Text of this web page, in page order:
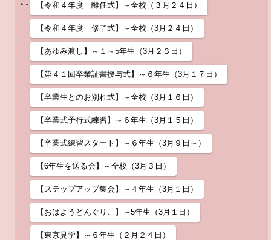
【令和４年度 離任式】～全校（３月２４日）
【令和４年度 修了式】～全校（3月２４日）
【あゆみ渡し】～１～5年生（3月２３日）
【第４１回卒業証書授与式】～６年生（3月１７日）
【卒業生とのお別れ式】～全校（3月１６日）
【卒業式予行式練習】～６年生（3月１５日）
【卒業式練習スタート】～６年生（3月９日～）
【6年生を送る会】～全校（3月３日）
【ステップアップ集会】～４年生（3月１日）
【おはようどんぐりこ】～5年生（3月１日）
【東京見学】～６年生（２月２４日）